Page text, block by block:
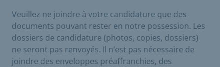
Veuillez ne joindre à votre candidature que des
documents pouvant rester en notre possession. Les
dossiers de candidature (photos, copies, dossiers)
ne seront pas renvoyés. Il n’est pas nécessaire de
joindre des enveloppes préaffranchies, des